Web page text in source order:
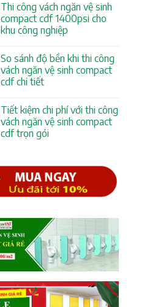
Thi công vách ngăn vệ sinh
compact cdf 1400psi cho
khu công nghiệp
So sánh độ bền khi thi công
vách ngăn vệ sinh compact
cdf chi tiết
Tiết kiệm chi phí với thi công
vách ngăn vệ sinh compact
cdf trọn gói